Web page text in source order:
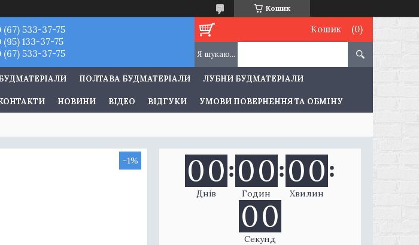
Кошик
(67) 533-37-75
(95) 133-37-75
(67) 533-37-75
Кошик
ПОЛТАВА БУДМАТЕРІАЛИ ЛУБНИ БУДМАТЕРІАЛИ
НОВИНИ ВІДЕО ВІДГУКИ УМОВИ ПОВЕРНЕННЯ ТА ОБМІНУ
–1% 00
Днів
00
Годин
00
Хвилин
00
Секунд